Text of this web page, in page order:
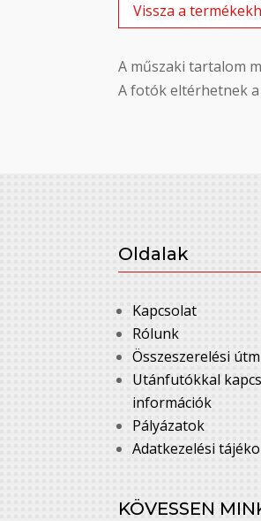
Vissza a
A műszaki tartalom
A fotók eltérhetnek
Oldalak
Kapcsolat
Rólunk
Összeszerelési
Utánfutókkal
információk
Pályázatok
Adatkezelési
KÖVESSEN